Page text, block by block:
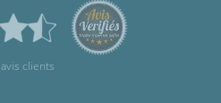
avis clients